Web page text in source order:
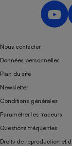
Nous contacter
Données personnelles
Plan du site
Newsletter
Conditions générales
Paramétrer les traceurs
Questions fréquentes
Droits de reproduction et